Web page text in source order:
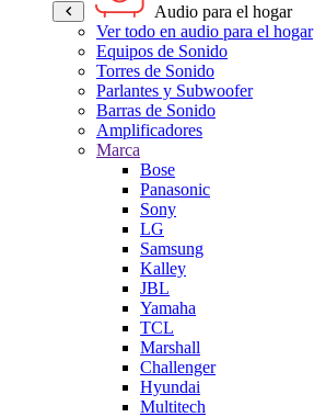
Audio para el hogar
Ver todo en audio para el hogar
Equipos de Sonido
Torres de Sonido
Parlantes y Subwoofer
Barras de Sonido
Amplificadores
Marca
Bose
Panasonic
Sony
LG
Samsung
Kalley
JBL
Yamaha
TCL
Marshall
Challenger
Hyundai
Multitech